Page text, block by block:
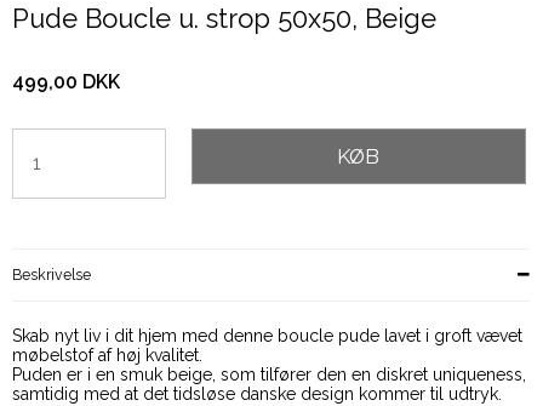
Pude Boucle u. strop 50x50, Beige
499,00 DKK
KØB
Beskrivelse
Skab nyt liv i dit hjem med denne boucle pude lavet i groft vævet
møbelstof af høj kvalitet.
Puden er i en smuk beige, som tilfører den en diskret uniqueness,
samtidig med at det tidsløse danske design kommer til udtryk.